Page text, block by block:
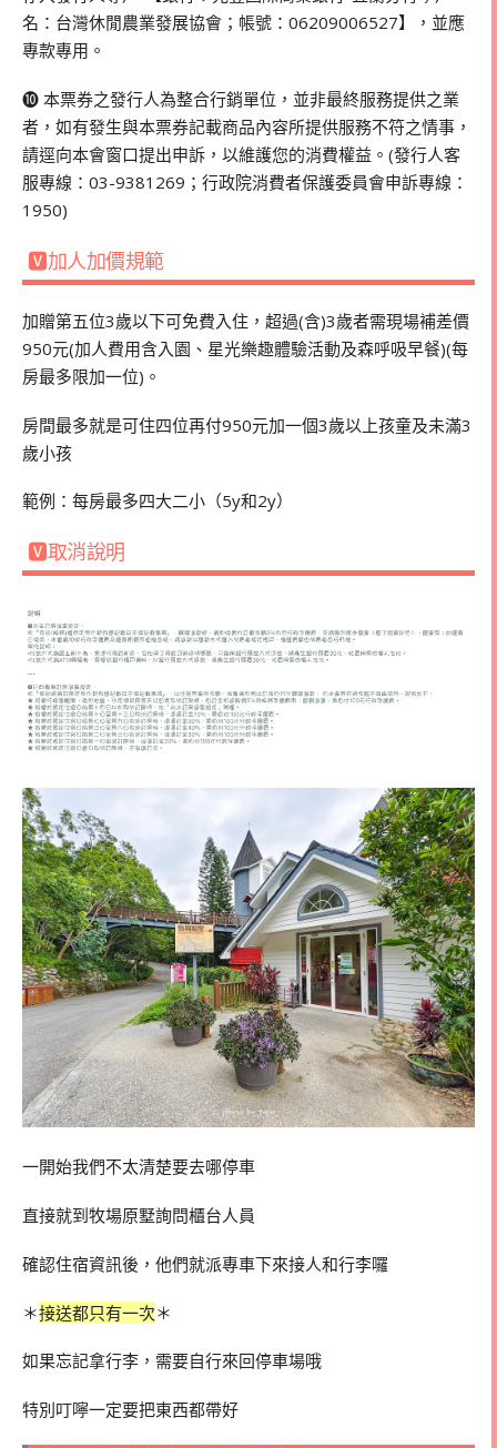
名：台灣休閒農業發展協會；帳號：06209006527】，並應
專款專用。
❿ 本票券之發行人為整合行銷單位，並非最終服務提供之業
者，如有發生與本票券記載商品內容所提供服務不符之情事，
請逕向本會窗口提出申訴，以維護您的消費權益。(發行人客
服專線：03-9381269；行政院消費者保護委員會申訴專線：
1950)
🆅加人加價規範
加贈第五位3歲以下可免費入住，超過(含)3歲者需現場補差價
950元(加人費用含入園、星光樂趣體驗活動及森呼吸早餐)(每
房最多限加一位)。
房間最多就是可住四位再付950元加一個3歲以上孩童及未滿3
歲小孩
範例：每房最多四大二小（5y和2y）
🆅取消說明
一開始我們不太清楚要去哪停車
直接就到牧場原墅詢問櫃台人員
確認住宿資訊後，他們就派專車下來接人和行李囉
＊接送都只有一次＊
如果忘記拿行李，需要自行來回停車場哦
特別叮嚀一定要把東西都帶好